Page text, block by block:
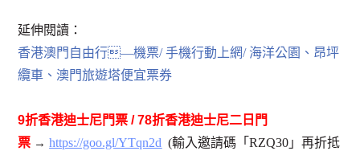
延伸閱讀：
香港澳門自由行—機票/ 手機行動上網/ 海洋公園、昂坪
纜車、澳門旅遊塔便宜票券
9折香港迪士尼門票 / 78折香港迪士尼二日門
票 →https://goo.gl/YTqn2d (輸入邀請碼「RZQ30」再折抵